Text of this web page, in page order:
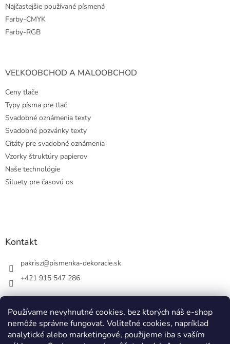
Používame nevyhnutné cookies, bez ktorých náš e-shop
nemôže správne fungovať. Voliteľné cookies, napríklad
analytické alebo marketingové, použijeme iba s vaším
Najčastejšie používané písmená
Farby-CMYK
Farby-RGB
VEĽKOOBCHOD A MALOOBCHOD
Ceny tlače
Typy písma pre tlač
Svadobné oznámenia texty
Svadobné pozvánky texty
Citáty pre svadobné oznámenia
Vzorky štruktúry papierov
Naše technológie
Siluety pre časovú os
Kontakt
pakrisz@pismenka-dekoracie.sk
+421 915 547 286
Facebook